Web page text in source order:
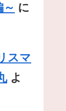
に
スマ
よ